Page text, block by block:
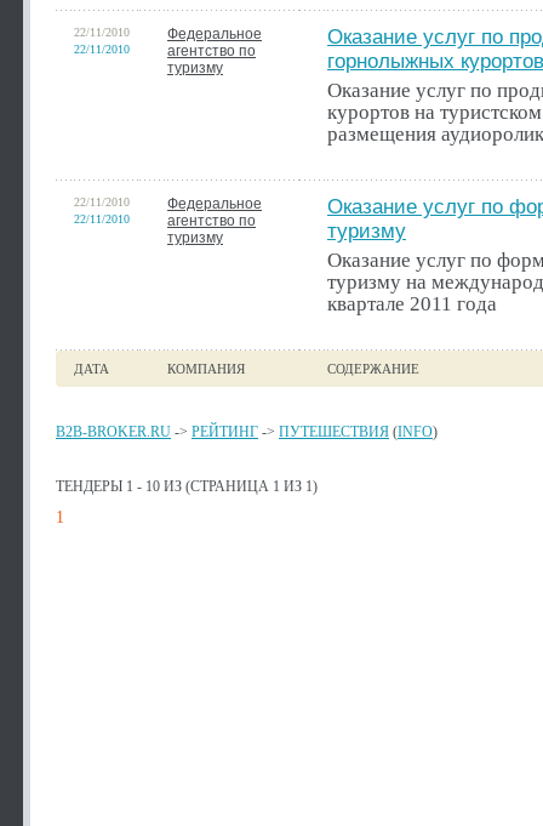
22/11/2010
22/11/2010
Федеральное
агентство по
туризму
Оказание услуг по
горнолыжных курортов
Оказание услуг по
курортов на
размещения
22/11/2010
22/11/2010
Федеральное
агентство по
туризму
Оказание услуг по
туризму
Оказание услуг по
туризму на
квартале 2011 года
ДАТА КОМПАНИЯ СОДЕРЖАНИЕ
B2B-BROKER.RU -> РЕЙТИНГ -> ПУТЕШЕСТВИЯ (INFO)
ТЕНДЕРЫ 1 - 10 ИЗ (СТРАНИЦА 1 ИЗ 1)
1